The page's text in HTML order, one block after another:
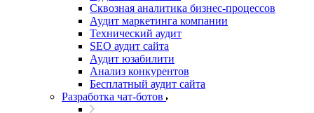
Сквозная аналитика бизнес-процессов
Аудит маркетинга компании
Технический аудит
SEO аудит сайта
Аудит юзабилити
Анализ конкурентов
Бесплатный аудит сайта
Разработка чат-ботов